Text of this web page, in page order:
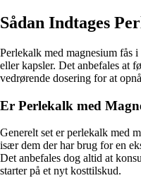
Sådan Indtages
Perlekalk med magnesium fås
eller kapsler. Det anbefales at
vedrørende dosering for at
Er Perlekalk med
Generelt set er perlekalk med
især dem der har brug for en
Det anbefales dog altid at
starter på et nyt kosttilskud.